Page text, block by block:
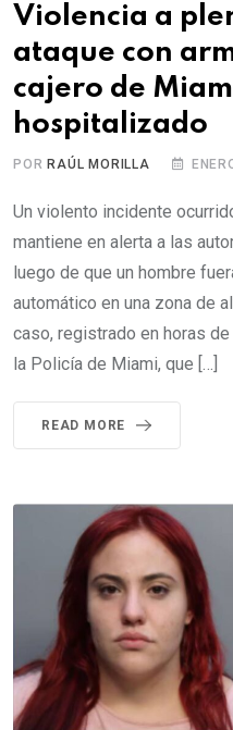
Violencia a
ataque con
cajero de
hospitalizado
PORRAÚL MORILLA
Un violento incidente
mantiene en alerta a las
luego de que un hombre
automático en una zona de
caso, registrado en horas
la Policía de Miami, que […]
READ MORE